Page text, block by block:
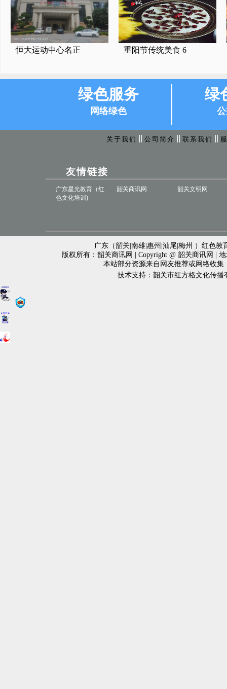
恒大运动中心名正 重阳节传统美食 6
绿色服务
网络绿色
绿
关于我们 公司简介 联系我们
友情链接
广东星光教育（红
色文化培训)
韶关商讯网 韶关文明网
广东（韶关|南雄|惠州|汕尾|梅州 ）红色
版权所有：韶关商讯网 | Copyright @ 韶关商讯网 |
本站部分资源来自网友推荐或网络收
技术支持：韶关市红方格文化传播